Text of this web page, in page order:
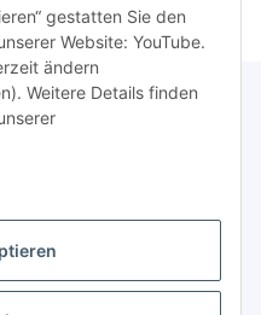
gestatten Sie den
Website: YouTube.
ändern
Weitere Details finden